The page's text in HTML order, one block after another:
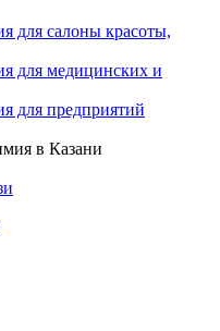
для салоны красоты,
для медицинских и
для предприятий
в Казани